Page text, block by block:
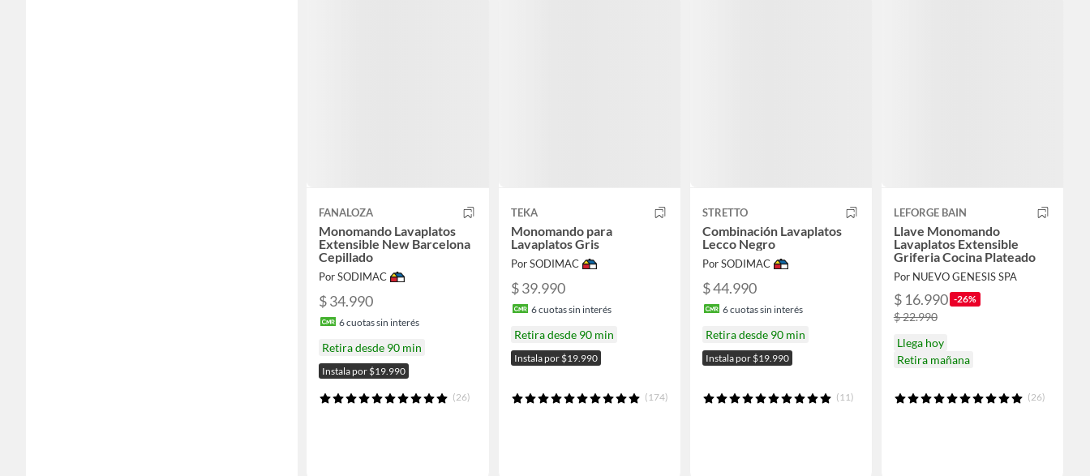
FANALOZA
Monomando Lavaplatos
Extensible New Barcelona
Cepillado
Por SODIMAC
$ 34.990
6cuotas sin interés
Retira desde 90 min
Instala por $19.990
(26)
TEKA
Monomando para
Lavaplatos Gris
Por SODIMAC
$ 39.990
6cuotas sin interés
Retira desde 90 min
Instala por $19.990
(174)
STRETTO
Combinación Lavaplatos
Lecco Negro
Por SODIMAC
$ 44.990
6cuotas sin interés
Retira desde 90 min
Instala por $19.990
(11)
LEFORGE BAIN
Llave Monomando
Lavaplatos Extensible
Griferia Cocina Plateado
Por NUEVO GENESIS SPA
$ 16.990 -26%
$ 22.990
Llega hoy
Retira mañana
(26)